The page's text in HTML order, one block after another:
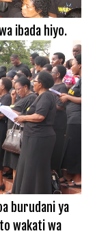
ibada hiyo.
burudani ya
wakati wa